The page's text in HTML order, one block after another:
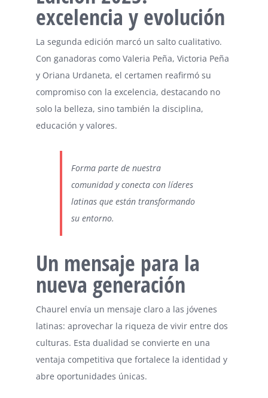
excelencia y evolución
La segunda edición marcó un salto cualitativo.
Con ganadoras como Valeria Peña, Victoria Peña
y Oriana Urdaneta, el certamen reafirmó su
compromiso con la excelencia, destacando no
solo la belleza, sino también la disciplina,
educación y valores.
Forma parte de nuestra
comunidad yconecta con líderes
latinas que están transformando
su entorno.
Un mensaje para la
nueva generación
Chaurel envía un mensaje claro a las jóvenes
latinas: aprovechar la riqueza de vivir entre dos
culturas. Esta dualidad se convierte en una
ventaja competitiva que fortalece la identidad y
abre oportunidades únicas.